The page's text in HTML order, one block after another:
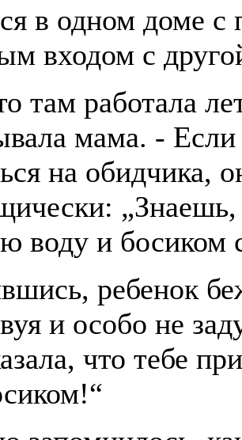
в одном доме с
входом с
там работала
мама. -
на обидчика,
воду и босиком
ребенок
и особо не
что тебе